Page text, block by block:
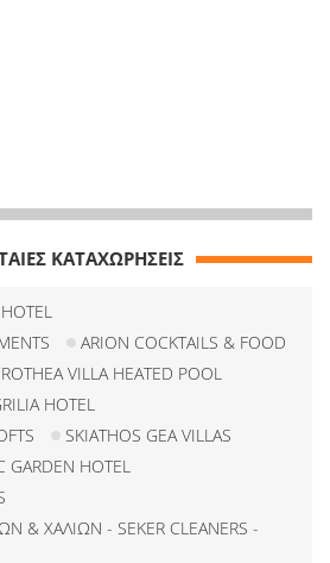
ΚΑΤΑΧΩΡΗΣΕΙΣ
ARION COCKTAILS & FOOD
VILLA HEATED POOL
HOTEL
SKIATHOS GEA VILLAS
HOTEL
& ΧΑΛΙΩΝ - SEKER CLEANERS -